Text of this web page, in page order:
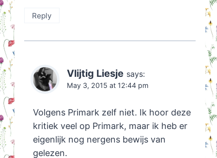
Reply
Vlijtig Liesje says:
May 3, 2015 at 12:44 pm
Volgens Primark zelf niet. Ik hoor deze
kritiek veel op Primark, maar ik heb er
eigenlijk nog nergens bewijs van
gelezen.